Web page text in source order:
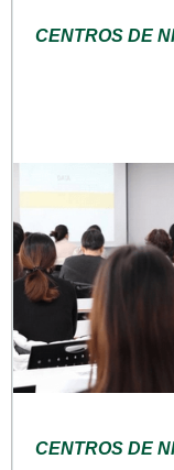
CENTROS DE
CENTROS DE